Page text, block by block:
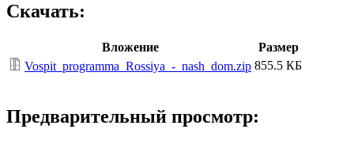
Скачать:
Вложение
Размер
Vospit_programma_Rossiya_-_nash_dom.zip 855.5 КБ
Предварительный просмотр: